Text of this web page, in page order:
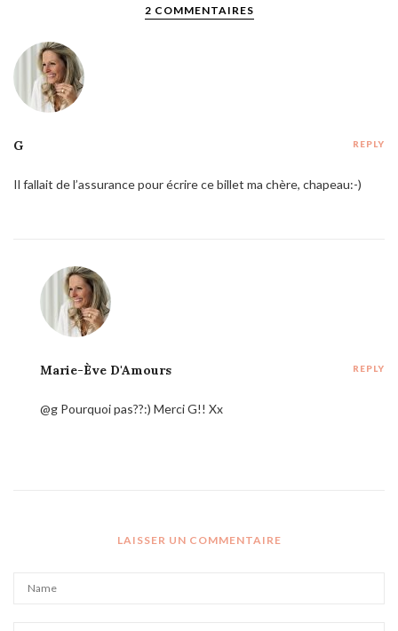
2 COMMENTAIRES
G REPLY
Il fallait de l’assurance pour écrire ce billet ma chère, chapeau:-)
Marie-Ève D'Amours REPLY
@g Pourquoi pas??:) Merci G!! Xx
LAISSER UN COMMENTAIRE